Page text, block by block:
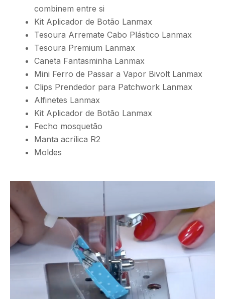
combinem entre si
Kit Aplicador de Botão Lanmax
Tesoura Arremate Cabo Plástico Lanmax
Tesoura Premium Lanmax
Caneta Fantasminha Lanmax
Mini Ferro de Passar a Vapor Bivolt Lanmax
Clips Prendedor para Patchwork Lanmax
Alfinetes Lanmax
Kit Aplicador de Botão Lanmax
Fecho mosquetão
Manta acrílica R2
Moldes